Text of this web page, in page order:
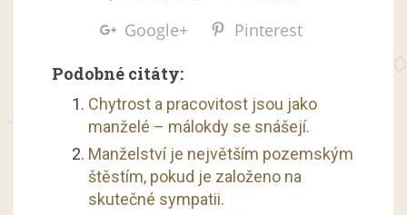
Google+
Pinterest
Podobné citáty:
Chytrost a pracovitost jsou jako
manželé – málokdy se snášejí.
Manželství je největším pozemským
štěstím, pokud je založeno na
skutečné sympatii.